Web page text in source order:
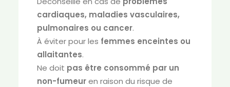
cardiaques, maladies vasculaires,
pulmonaires ou cancer.
À éviter pour les femmes enceintes ou
allaitantes.
Ne doit pas être consommé par un
non-fumeuren raison du risque de